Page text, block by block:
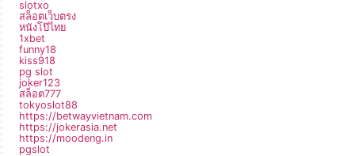
slotxo
สล็อตเว็บตรง
หนังโป๊ไทย
1xbet
funny18
kiss918
pg slot
joker123
สล็อต777
tokyoslot88
https://betwayvietnam.com
https://jokerasia.net
https://moodeng.in
pgslot